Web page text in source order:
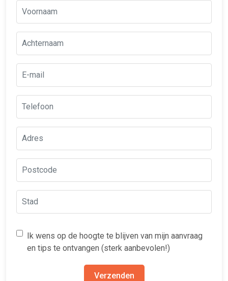
Ik wens op de hoogte te blijven van mijn aanvraag
en tips te ontvangen (sterk aanbevolen!)
Verzenden